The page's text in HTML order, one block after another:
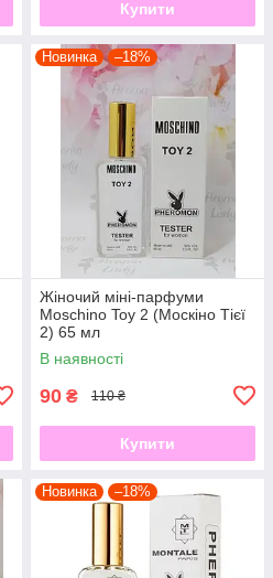
Купити
Новинка –18%
Жіночий міні-парфуми
Moschino Toy 2 (Москіно Тієї
2) 65 мл
В наявності
90 ₴ 110 ₴
Купити
Новинка –18%